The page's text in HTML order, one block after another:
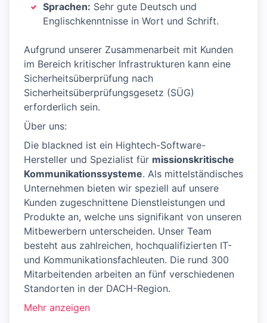
Sprachen: Sehr gute Deutsch und
Englischkenntnisse in Wort und Schrift.
Aufgrund unserer Zusammenarbeit mit Kunden
im Bereich kritischer Infrastrukturen kann eine
Sicherheitsüberprüfung nach
Sicherheitsüberprüfungsgesetz (SÜG)
erforderlich sein.
Über uns:
Die blackned ist ein Hightech-Software-
Hersteller und Spezialist für missionskritische
Kommunikationssysteme. Als mittelständisches
Unternehmen bieten wir speziell auf unsere
Kunden zugeschnittene Dienstleistungen und
Produkte an, welche uns signifikant von unseren
Mitbewerbern unterscheiden. Unser Team
besteht aus zahlreichen, hochqualifizierten IT-
und Kommunikationsfachleuten. Die rund 300
Mitarbeitenden arbeiten an fünf verschiedenen
Standorten in der DACH-Region.
Mehr anzeigen